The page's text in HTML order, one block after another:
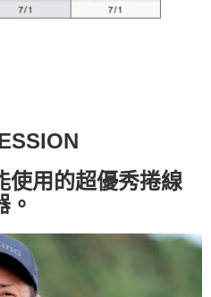
使用的超優秀捲線
。